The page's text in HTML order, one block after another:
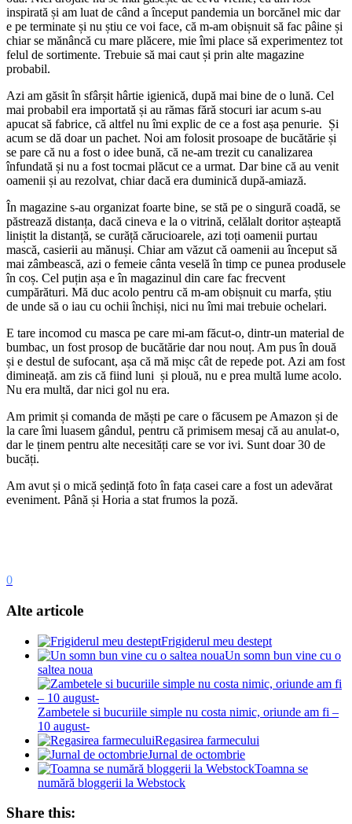
inspirată și am luat de când a început pandemia un borcănel mic dar
e pe terminate și nu știu ce voi face, că m-am obișnuit să fac pâine și
chiar se mănâncă cu mare plăcere, mie îmi place să experimentez tot
felul de sortimente. Trebuie să mai caut și prin alte magazine
probabil.
Azi am găsit în sfârșit hârtie igienică, după mai bine de o lună. Cel
mai probabil era importată și au rămas fără stocuri iar acum s-au
apucat să fabrice, că altfel nu îmi explic de ce a fost așa penurie. Și
acum se dă doar un pachet. Noi am folosit prosoape de bucătărie și
se pare că nu a fost o idee bună, că ne-am trezit cu canalizarea
înfundată și nu a fost tocmai plăcut ce a urmat. Dar bine că au venit
oamenii și au rezolvat, chiar dacă era duminică după-amiază.
În magazine s-au organizat foarte bine, se stă pe o singură coadă, se
păstrează distanța, dacă cineva e la o vitrină, celălalt doritor așteaptă
liniștit la distanță, se curăță cărucioarele, azi toți oamenii purtau
mască, casierii au mănuși. Chiar am văzut că oamenii au început să
mai zâmbească, azi o femeie cânta veselă în timp ce punea produsele
în coș. Cel puțin așa e în magazinul din care fac frecvent
cumpărături. Mă duc acolo pentru că m-am obișnuit cu marfa, știu
de unde să o iau cu ochii închiși, nici nu îmi mai trebuie ochelari.
E tare incomod cu masca pe care mi-am făcut-o, dintr-un material de
bumbac, un fost prosop de bucătărie dar nou nouț. Am pus în două
și e destul de sufocant, așa că mă mișc cât de repede pot. Azi am fost
dimineață. am zis că fiind luni și plouă, nu e prea multă lume acolo.
Nu era multă, dar nici gol nu era.
Am primit și comanda de măști pe care o făcusem pe Amazon și de
la care îmi luasem gândul, pentru că primisem mesaj că au anulat-o,
dar le ținem pentru alte necesități care se vor ivi. Sunt doar 30 de
bucăți.
Am avut și o mică ședință foto în fața casei care a fost un adevărat
eveniment. Până și Horia a stat frumos la poză.
0
Alte articole
Frigiderul meu destept
Un somn bun vine cu o
saltea noua
Zambetele si bucuriile simple nu costa nimic, oriunde am fi –
10 august-
Regasirea farmecului
Jurnal de octombrie
Toamna se
numără bloggerii la Webstock
Share this: